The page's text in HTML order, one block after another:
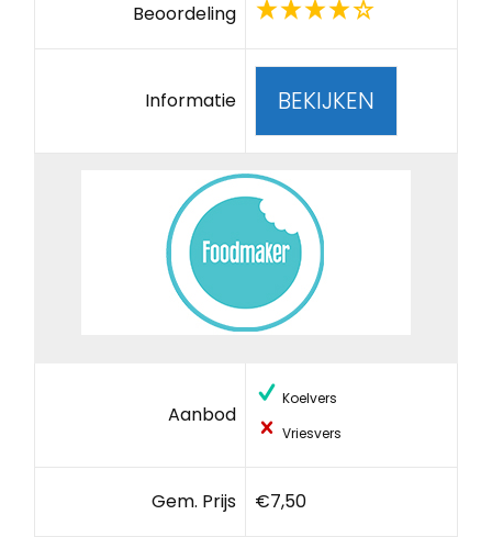
Beoordeling
Informatie BEKIJKEN
Aanbod
Koelvers
Vriesvers
Gem. Prijs €7,50